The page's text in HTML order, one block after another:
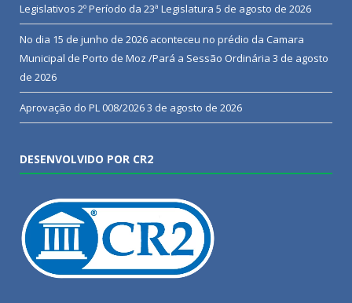
Legislativos 2º Período da 23ª Legislatura 5 de agosto de 2026
No dia 15 de junho de 2026 aconteceu no prédio da Camara
Municipal de Porto de Moz /Pará a Sessão Ordinária 3 de agosto
de 2026
Aprovação do PL 008/20263 de agosto de 2026
DESENVOLVIDO POR CR2